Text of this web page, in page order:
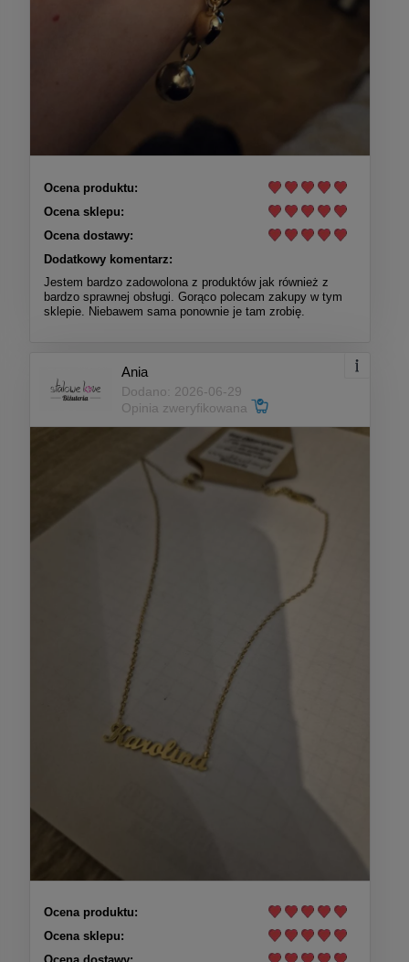
Ocena produktu:
Ocena sklepu:
Ocena dostawy:
Dodatkowy komentarz:
Jestem bardzo zadowolona z produktów jak również z
bardzo sprawnej obsługi. Gorąco polecam zakupy w tym
sklepie. Niebawem sama ponownie je tam zrobię.
Ania
Dodano: 2026-06-29
Opinia zweryfikowana
Ocena produktu:
Ocena sklepu: